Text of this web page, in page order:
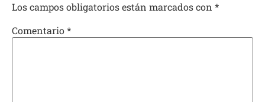
Los campos obligatorios están marcados con *
Comentario*